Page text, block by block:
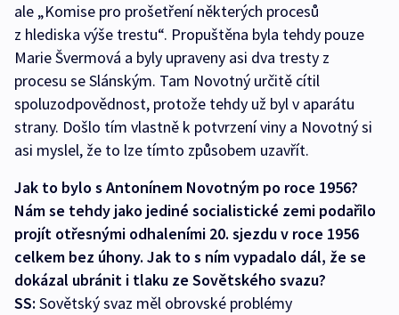
ale „Komise pro prošetření některých procesů
z hlediska výše trestu“. Propuštěna byla tehdy pouze
Marie Švermová a byly upraveny asi dva tresty z
procesu se Slánským. Tam Novotný určitě cítil
spoluzodpovědnost, protože tehdy už byl v aparátu
strany. Došlo tím vlastně k potvrzení viny a Novotný si
asi myslel, že to lze tímto způsobem uzavřít.
Jak to bylo s Antonínem Novotným po roce 1956?
Nám se tehdy jako jediné socialistické zemi podařilo
projít otřesnými odhaleními 20. sjezdu v roce 1956
celkem bez úhony. Jak to s ním vypadalo dál, že se
dokázal ubránit i tlaku ze Sovětského svazu?
SS: Sovětský svaz měl obrovské problémy